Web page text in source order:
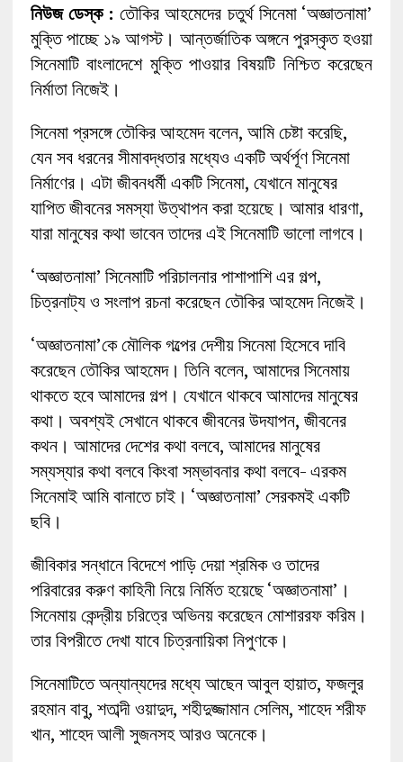
নিউজ ডেস্ক : তৌকির আহমেদের চতুর্থ সিনেমা ‘অজ্ঞাতনামা’
মুক্তি পাচ্ছে ১৯ আগস্ট। আন্তর্জাতিক অঙ্গনে পুরস্কৃত হওয়া
সিনেমাটি বাংলাদেশে মুক্তি পাওয়ার বিষয়টি নিশ্চিত করেছেন
নির্মাতা নিজেই।
সিনেমা প্রসঙ্গে তৌকির আহমেদ বলেন, আমি চেষ্টা করেছি,
যেন সব ধরনের সীমাবদ্ধতার মধ্যেও একটি অর্থর্পূণ সিনেমা
নির্মাণের। এটা জীবনধর্মী একটি সিনেমা, যেখানে মানুষের
যাপিত জীবনের সমস্যা উত্থাপন করা হয়েছে। আমার ধারণা,
যারা মানুষের কথা ভাবেন তাদের এই সিনেমাটি ভালো লাগবে।
‘অজ্ঞাতনামা’ সিনেমাটি পরিচালনার পাশাপাশি এর গল্প,
চিত্রনাট্য ও সংলাপ রচনা করেছেন তৌকির আহমেদ নিজেই।
‘অজ্ঞাতনামা’কে মৌলিক গল্পের দেশীয় সিনেমা হিসেবে দাবি
করেছেন তৌকির আহমেদ। তিনি বলেন, আমাদের সিনেমায়
থাকতে হবে আমাদের গল্প। যেখানে থাকবে আমাদের মানুষের
কথা। অবশ্যই সেখানে থাকবে জীবনের উদযাপন, জীবনের
কথন। আমাদের দেশের কথা বলবে, আমাদের মানুষের
সম্যস্যার কথা বলবে কিংবা সম্ভাবনার কথা বলবে- এরকম
সিনেমাই আমি বানাতে চাই। ‘অজ্ঞাতনামা’ সেরকমই একটি
ছবি।
জীবিকার সন্ধানে বিদেশে পাড়ি দেয়া শ্রমিক ও তাদের
পরিবারের করুণ কাহিনী নিয়ে নির্মিত হয়েছে ‘অজ্ঞাতনামা’।
সিনেমায় কেন্দ্রীয় চরিত্রে অভিনয় করেছেন মোশাররফ করিম।
তার বিপরীতে দেখা যাবে চিত্রনায়িকা নিপুণকে।
সিনেমাটিতে অন্যান্যদের মধ্যে আছেন আবুল হায়াত, ফজলুর
রহমান বাবু, শতাব্দী ওয়াদুদ, শহীদুজ্জামান সেলিম, শাহেদ শরীফ
খান, শাহেদ আলী সুজনসহ আরও অনেকে।